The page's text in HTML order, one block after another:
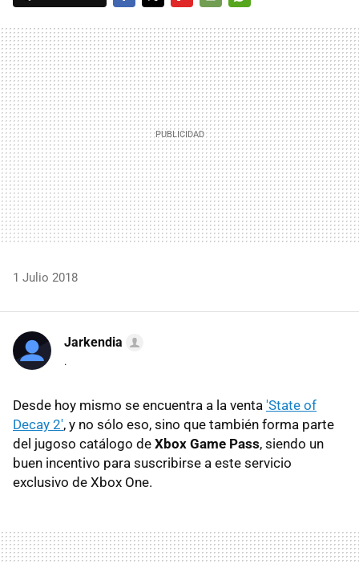
MAIL
1 Julio 2018
Jarkendia
.
Desde hoy mismo se encuentra a la venta 'State of
Decay 2', y no sólo eso, sino que también forma parte
del jugoso catálogo de Xbox Game Pass, siendo un
buen incentivo para suscribirse a este servicio
exclusivo de Xbox One.